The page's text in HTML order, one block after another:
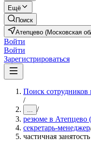
Ещё
Поиск
Атепцево (Московская
Войти
Войти
Зарегистрироваться
Поиск сотрудников
/
... /
резюме в Атепцево
секретарь-менеджер
частичная занятость